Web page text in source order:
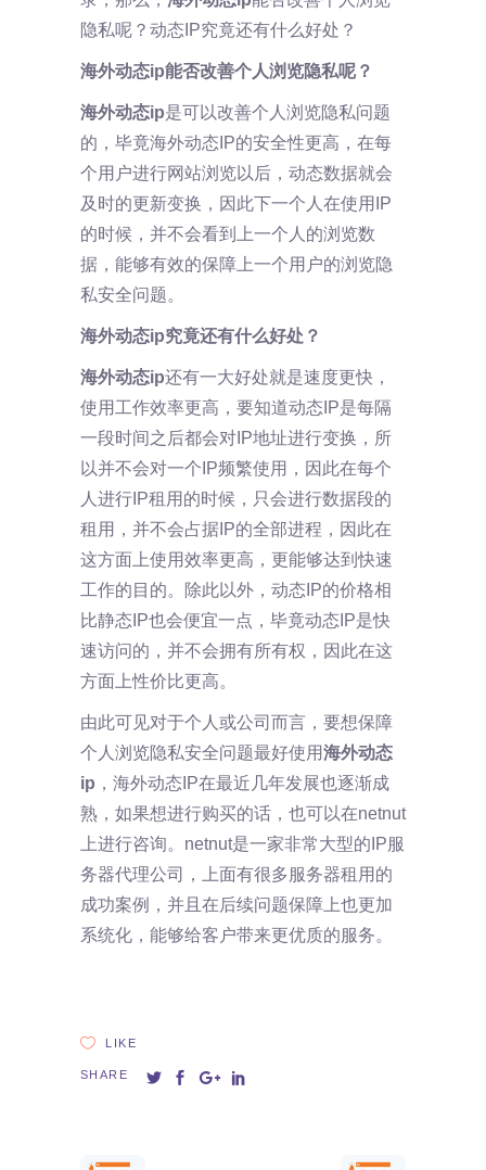
隐私呢？动态IP究竟还有什么好处？
海外动态ip能否改善个人浏览隐私呢？
海外动态ip是可以改善个人浏览隐私问题
的，毕竟海外动态IP的安全性更高，在每
个用户进行网站浏览以后，动态数据就会
及时的更新变换，因此下一个人在使用IP
的时候，并不会看到上一个人的浏览数
据，能够有效的保障上一个用户的浏览隐
私安全问题。
海外动态ip究竟还有什么好处？
海外动态ip还有一大好处就是速度更快，
使用工作效率更高，要知道动态IP是每隔
一段时间之后都会对IP地址进行变换，所
以并不会对一个IP频繁使用，因此在每个
人进行IP租用的时候，只会进行数据段的
租用，并不会占据IP的全部进程，因此在
这方面上使用效率更高，更能够达到快速
工作的目的。除此以外，动态IP的价格相
比静态IP也会便宜一点，毕竟动态IP是快
速访问的，并不会拥有所有权，因此在这
方面上性价比更高。
由此可见对于个人或公司而言，要想保障
个人浏览隐私安全问题最好使用海外动态
ip ，海外动态IP在最近几年发展也逐渐成
熟，如果想进行购买的话，也可以在netnut
上进行咨询。netnut是一家非常大型的IP服
务器代理公司，上面有很多服务器租用的
成功案例，并且在后续问题保障上也更加
系统化，能够给客户带来更优质的服务。
LIKE
SHARE